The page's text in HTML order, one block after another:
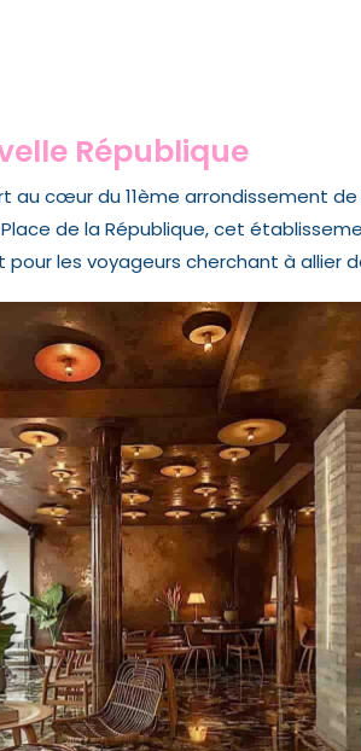
République
au cœur du 11ème arrondissement de
de la République, cet
les voyageurs cherchant à allier